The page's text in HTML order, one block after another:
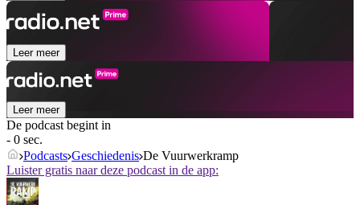
Leer meer
Leer meer
De podcast begint in
- 0 sec.
Podcasts Geschiedenis De Vuurwerkramp
Luister gratis naar deze podcast in de app: